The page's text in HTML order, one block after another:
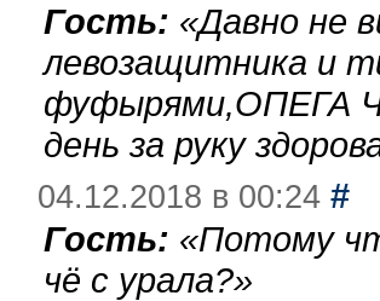
Гость: «Давно не
левозащитника и
фуфырями,ОПЕГА
день за руку
04.12.2018 в 00:24 #
Гость: «Потому
чё с урала?»